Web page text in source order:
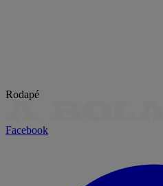
Rodapé
Facebook